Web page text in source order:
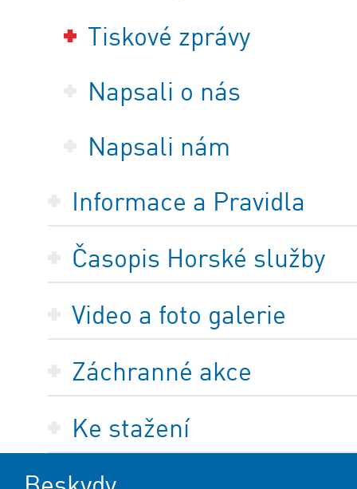
Tiskové zprávy
Napsali o nás
Napsali nám
Informace a Pravidla
Časopis Horské služby
Video a foto galerie
Záchranné akce
Ke stažení